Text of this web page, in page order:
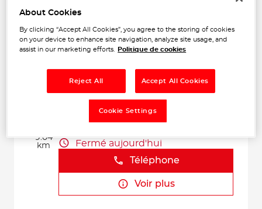
1.27 km49123 INGRANDES
Téléphone
9.04
km
CARROSSERIE CORABOEUF
ZA de Ribotte
Fermé aujourd'hui
Téléphone
Voir plus
About Cookies
By clicking “Accept All Cookies”, you agree to the storing of cookies
on your device to enhance site navigation, analyze site usage, and
assist in our marketing efforts.
Politique de cookies
Reject All Accept All Cookies
Cookie Settings